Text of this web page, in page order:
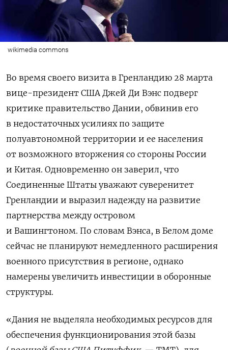
wikimedia commons
Во время своего визита в Гренландию 28 марта
вице-президент США Джей Ди Вэнс подверг
критике правительство Дании, обвинив его
в недостаточных усилиях по защите
полуавтономной территории и ее населения
от возможного вторжения со стороны России
и Китая. Одновременно он заверил, что
Соединенные Штаты уважают суверенитет
Гренландии и выразил надежду на развитие
партнерства между островом
и Вашингтоном. По словам Вэнса, в Белом доме
сейчас не планируют немедленного расширения
военного присутствия в регионе, однако
намерены увеличить инвестиции в оборонные
структуры.
«Дания не выделяла необходимых ресурсов для
обеспечения функционирования этой базы